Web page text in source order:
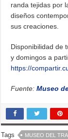
randa tejidas por
diseños
sus creaciones.
Disponibilidad de
y domingos a
https://
Fuente:Museo
Tags MUSEO DEL